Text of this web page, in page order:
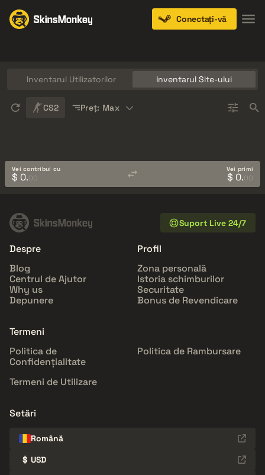
Conectați-vă
Inventarul Utilizatorilor Inventarul Site-ului
CS2 Preț: Max
Vei contribui cu
$ 0.00
Vei primi
$ 0.00
Suport Live 24/7
Despre
Blog
Centrul de Ajutor
Why us
Depunere
Profil
Zona personală
Istoria schimburilor
Securitate
Bonus de Revendicare
Termeni
Politica de
Confidențialitate
Politica de Rambursare
Termeni de Utilizare
Setări
Română
$ USD